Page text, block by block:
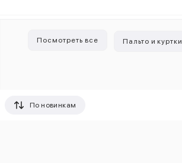
Посмотреть все Пальто и куртки
По новинкам